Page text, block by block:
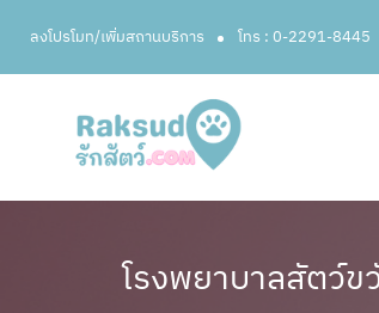
ลงโปรโมท/เพิ่มสถานบริการ โทร : 0-2291-8445
โรงพยาบาลสัตว์